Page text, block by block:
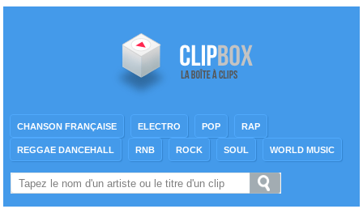
CHANSON FRANÇAISE ELECTRO POP RAP
REGGAE DANCEHALL RNB ROCK SOUL WORLD MUSIC